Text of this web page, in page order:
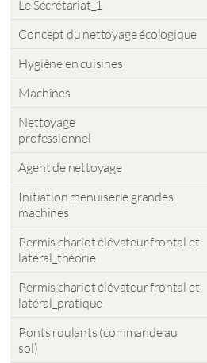
Le Sécrétariat_1
Concept du nettoyage écologique
Hygiène en cuisines
Machines
Nettoyage
professionnel
Agent de nettoyage
Initiation menuiserie grandes
machines
Permis chariot élévateur frontal et
latéral_théorie
Permis chariot élévateur frontal et
latéral_pratique
Ponts roulants (commande au
sol)